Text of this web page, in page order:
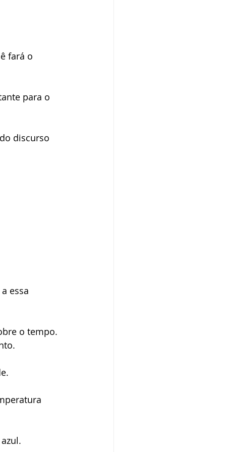
fará o
para o
discurso
essa
o tempo.